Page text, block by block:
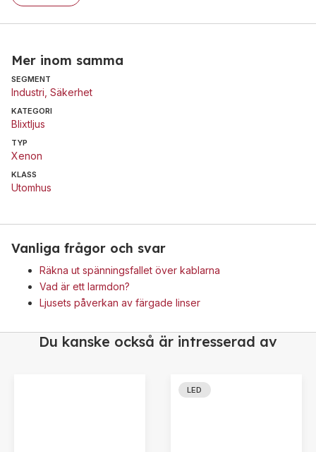
Mer inom samma
SEGMENT
Industri Säkerhet
KATEGORI
Blixtljus
TYP
Xenon
KLASS
Utomhus
Vanliga frågor och svar
Räkna ut spänningsfallet över kablarna
Vad är ett larmdon?
Ljusets påverkan av färgade linser
Du kanske också är intresserad av
LED